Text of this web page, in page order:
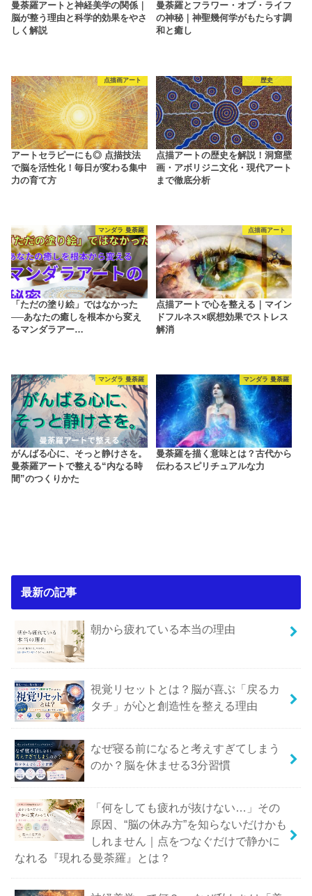
曼荼羅アートと神経美学の関係｜
脳が整う理由と科学的効果をやさ
しく解説
曼荼羅とフラワー・オブ・ライフ
の神秘｜神聖幾何学がもたらす調
和と癒し
点描画アート
アートセラピーにも◎ 点描技法
で脳を活性化！毎日が変わる集中
力の育て方
歴史
点描アートの歴史を解説！洞窟壁
画・アボリジニ文化・現代アート
まで徹底分析
マンダラ 曼荼羅
「ただの塗り絵」ではなかった
──あなたの癒しを根本から変え
るマンダラアー…
点描画アート
点描アートで心を整える｜マイン
ドフルネス×瞑想効果でストレス
解消
マンダラ 曼荼羅
がんばる心に、そっと静けさを。
曼荼羅アートで整える“内なる時
間”のつくりかた
マンダラ 曼荼羅
曼荼羅を描く意味とは？古代から
伝わるスピリチュアルな力
最新の記事
朝から疲れている本当の理由
視覚リセットとは？脳が喜ぶ「戻るカ
タチ」が心と創造性を整える理由
なぜ寝る前になると考えすぎてしまう
のか？脳を休ませる3分習慣
「何をしても疲れが抜けない…」その
原因、“脳の休み方”を知らないだけかも
しれません｜点をつなぐだけで静かに
なれる『現れる曼荼羅』とは？